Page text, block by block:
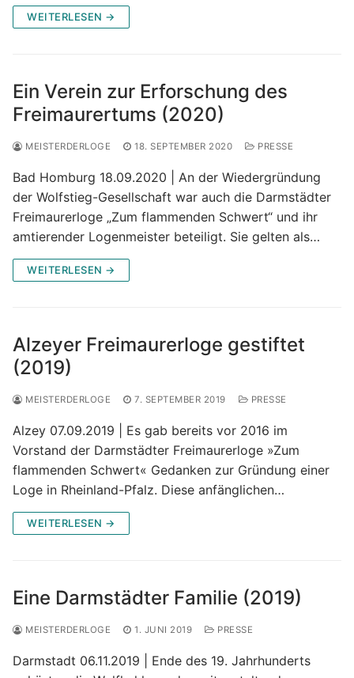
WEITERLESEN →
Ein Verein zur Erforschung des
Freimaurertums (2020)
MEISTERDERLOGE 18. SEPTEMBER 2020 PRESSE
Bad Homburg 18.09.2020 | An der Wiedergründung
der Wolfstieg-Gesellschaft war auch die Darmstädter
Freimaurerloge „Zum flammenden Schwert“ und ihr
amtierender Logenmeister beteiligt. Sie gelten als…
WEITERLESEN →
Alzeyer Freimaurerloge gestiftet
(2019)
MEISTERDERLOGE 7. SEPTEMBER 2019 PRESSE
Alzey 07.09.2019 | Es gab bereits vor 2016 im
Vorstand der Darmstädter Freimaurerloge »Zum
flammenden Schwert« Gedanken zur Gründung einer
Loge in Rheinland-Pfalz. Diese anfänglichen…
WEITERLESEN →
Eine Darmstädter Familie (2019)
MEISTERDERLOGE 1. JUNI 2019 PRESSE
Darmstadt 06.11.2019 | Ende des 19. Jahrhunderts